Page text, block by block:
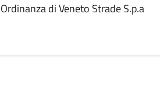
Ordinanza di Veneto Strade S.p.a